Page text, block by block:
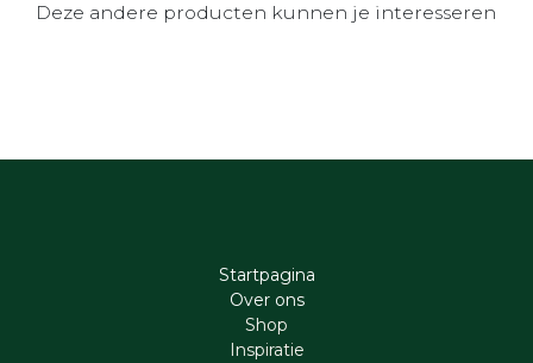
Deze andere producten kunnen je interesseren
Startpagina
Ove​r​ ons
Shop
Inspiratie